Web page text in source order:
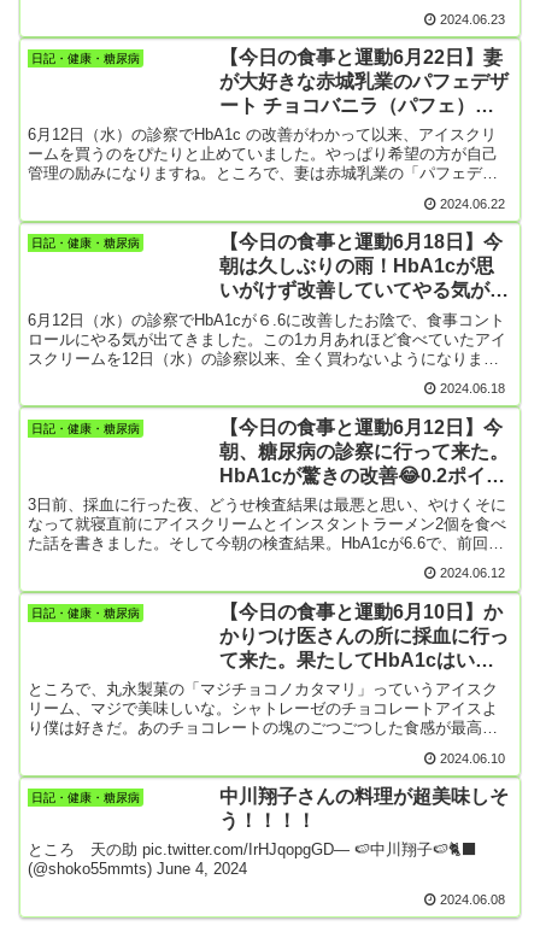
品。HbA1cが改善していた検査結果から早10日。歳を取ると時間の
スピードが速いというのは本当だ！ここで何とか糖質依存に打ち勝
たないと、次回の検査に響いてしまう。アイスクリームは遠ざけて
いるけれど、昨夜はわざわざジャガイモを茹でて「ジャガイモバタ
ー」をつくり食べてしまった。夜9時になって、雨の中を散歩したと
いうのに。こないだ収穫したジャガイモがあるんですよね。ピンポ
ン玉より小さいやつばっかり。種芋を植えてから、草取りもせず肥
料もやらず放ったらかしではイモも育たないんですね。当たり前だ
けど。散歩は今のところ2153歩。
2024.06.23
日記・健康・糖尿病
【今日の食事と運動6月22日】妻
が大好きな赤城乳業のパフェデザ
ート チョコバニラ（パフェ）を
発見
6月12日（水）の診察でHbA1c の改善がわかって以来、アイスクリ
ームを買うのをぴたりと止めていました。やっぱり希望の方が自己
管理の励みになりますね。ところで、妻は赤城乳業の「パフェデザ
ずっと近所の全てのスーパーやドラッグストアやコンビニから姿を
消していました。どんなアイスかと言うと『チョコソースとココア
クッキーをトッピングしたチョコアイス、チョコチップ入りのバニ
ラアイス、チョコアイスの3層構造！2層目と3層目の間にココアクッ
キーが入れてある』というもの。値段は普通のアイスクリームの2倍
以上するんですが、ちょっと豪華なパフェ風でボリュームもある。
売れ筋なんですかね？それが、昨夜散歩がてらドラッグストアに行
ったら、なんと置いてあるではないですか。すぐに2個だけ買って帰
って来たんですけど、それを先ほど食べてしまいました。6月12日以
来10日ぶりのアイスクリーム（470㎉）。次の採血までもう食べない
ぞと決めていたんだけど、妻が喜んでいたし良しとするか。妻は食
欲がなくて食事をとれないときでも、好きなアイスクリームだけは
食べることが...
2024.06.22
日記・健康・糖尿病
【今日の食事と運動6月18日】今
朝は久しぶりの雨！HbA1cが思
いがけず改善していてやる気が出
てきた
6月12日（水）の診察でHbA1cが６.6に改善したお陰で、食事コント
ロールにやる気が出てきました。この1カ月あれほど食べていたアイ
スクリームを12日（水）の診察以来、全く買わないようになりまし
て何と9時まで3時間もぶっ通しでジャガイモ堀をしたのだ！👏血糖
を消費するのにかなりの効果があったはず。なので、帰りにコンビ
ニに寄って自分へのご褒美に一番高いアイスクリーム（パフェ）400
円を2個買って帰り家内と食べました。それからお菓子を食べる量も
減っていたけど、日曜日は父の日、娘がロールケーキを送ってきて
くれていたのでお昼にそれを食べました。結局、普段よりもたくさ
ん甘い物を食べてしまったけど、頑張って筋肉労働もしたし充実
感。ところで、日曜日の朝早くから何で3時間もジャガイモの収穫に
取り組んだのかと言うと、午後以降雨になるとの予報があったか
ら。ところが全く降らずに今朝火曜日になってやっと雨が降りまし
た。畑には久しぶりの優しい雨。豪雨の警戒予報が出ている地域も
あるようですが。
2024.06.18
日記・健康・糖尿病
【今日の食事と運動6月12日】今
朝、糖尿病の診察に行って来た。
HbA1cが驚きの改善😂0.2ポイン
ト
3日前、採血に行った夜、どうせ検査結果は最悪と思い、やけくそに
なって就寝直前にアイスクリームとインスタントラーメン2個を食べ
た話を書きました。そして今朝の検査結果。HbA1cが6.6で、前回よ
出かける前に妻が言うには、「この1カ月、アイスクリームやお菓子
類の包みプラがやたらと多かったね」それでいて何で0.2ポイントも
改善したの。考えるに、アイスクリームを一度に3個食べた次の日
は、甘い物は食べないようにできた。寝る前にラーメンを2杯食べた
翌日の朝食は、妻が食べない方が良いよと言って作ってくれなかっ
た。それから、散歩だけはよく歩いた。まあ、なんとなく体はよく
動かしていた。アイスクリームは散歩に出る前に食べた。（食べた
後に散歩するようにした）これまでは、ホーム炬燵に一度座ったら
なるべく立たないようにしていた。膝が若い時にやった半月板損傷
の摘出手術でもうポンコツ状態。特に１年半前の大炎症以来、右膝
がちゃんと曲がらない。まあ、そんな状態だけど最近は意識して何
度でも立ち上がるようにしている。今朝も妻が掃除をしていて、
2024.06.12
日記・健康・糖尿病
【今日の食事と運動6月10日】か
かりつけ医さんの所に採血に行っ
て来た。果たしてHbA1cはいか
に？診察は水曜日
ところで、丸永製菓の「マジチョコノカタマリ」っていうアイスク
リーム、マジで美味しいな。シャトレーゼのチョコレートアイスよ
り僕は好きだ。あのチョコレートの塊のごつごつした食感が最高。
ス”に入荷するようになってから病みつきになってしまった。糖尿病
の僕にとってはまさに「病みつき」。困ったことです。それでも今
朝は採血があったのでまだ、食べずに我慢している。いつまで我慢
できるかな😅ところで、「しろくま」や「アイスまんじゅう」も丸
永製菓の製品なんですね。知らなかった！白くまデザート練乳買い
置きしなきゃいいんだけど、広いスーパーやドラッグストアの店内
を散策？するのは何だかストレス解消になるんですね。・・・僕の
場合。この1カ月はこれまでになくアイスクリームをよく食べた。こ
れでHbA1cが良くなっているわけがない。ただ活動量は増えた。散
2024.06.10
日記・健康・糖尿病
中川翔子さんの料理が超美味しそ
う！！！！
ところ 天の助 pic.twitter.com/IrHJqopgGD— 🍉中川翔子🍉🐈‍⬛
(@shoko55mmts) June 4, 2024
2024.06.08